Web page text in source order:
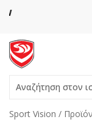
Αναζήτηση στον
Sport Vision